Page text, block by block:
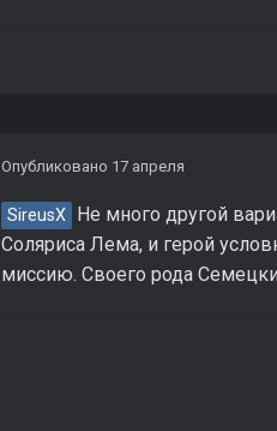
Опубликовано 17 апреля
SireusX Не много другой
Соляриса Лема, и герой
миссию. Своего рода